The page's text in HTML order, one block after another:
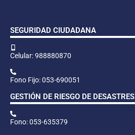
SEGURIDAD CIUDADANA
Celular: 988880870
Fono Fijo: 053-690051
GESTIÓN DE RIESGO DE DESASTRES
Fono: 053-635379